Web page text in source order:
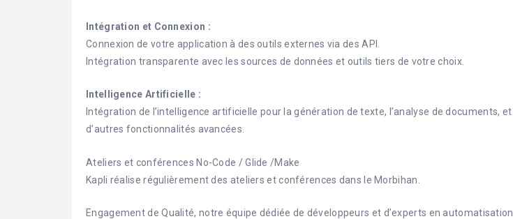
Intégration et Connexion :
Connexion de votre application à des outils externes via des API.
Intégration transparente avec les sources de données et outils tiers de votre choix.
Intelligence Artificielle :
Intégration de l’intelligence artificielle pour la génération de texte, l’analyse de documents, et
d’autres fonctionnalités avancées.
Ateliers et conférences No-Code / Glide /Make
Kapli réalise régulièrement des ateliers et conférences dans le Morbihan.
Engagement de Qualité, notre équipe dédiée de développeurs et d’experts en automatisation